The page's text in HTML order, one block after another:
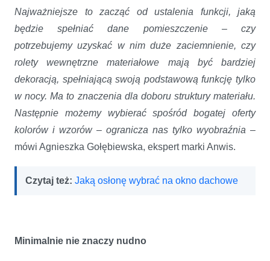
Najważniejsze to zacząć od ustalenia funkcji, jaką
będzie spełniać dane pomieszczenie – czy
potrzebujemy uzyskać w nim duże zaciemnienie, czy
rolety wewnętrzne materiałowe mają być bardziej
dekoracją, spełniającą swoją podstawową funkcję tylko
w nocy. Ma to znaczenia dla doboru struktury materiału.
Następnie możemy wybierać spośród bogatej oferty
kolorów i wzorów – ogranicza nas tylko wyobraźnia –
mówi Agnieszka Gołębiewska, ekspert marki Anwis.
Czytaj też: Jaką osłonę wybrać na okno dachowe
Minimalnie nie znaczy nudno